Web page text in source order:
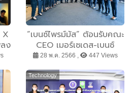
X
ง
“เบนซ์ไพรม์มัส” ต้อนรับคณะ
CEO เมอร์เซเดส-เบนซ์
พร้อมโชว์วิสัยทัศน์การ
28 พ.ค. 2566 , 447 Views
Technology